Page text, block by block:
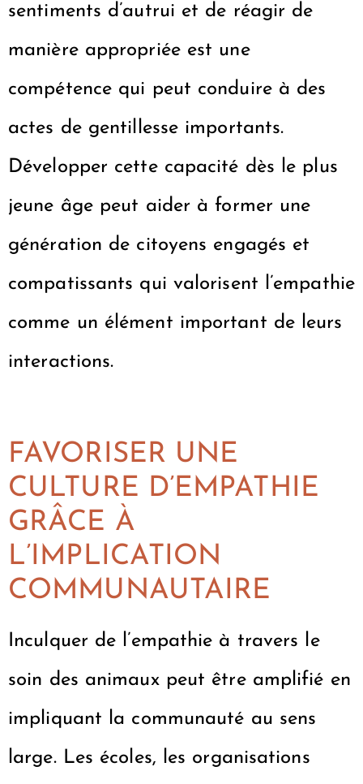
sentiments d’autrui et de réagir de
manière appropriée est une
compétence qui peut conduire à des
actes de gentillesse importants.
Développer cette capacité dès le plus
jeune âge peut aider à former une
génération de citoyens engagés et
compatissants qui valorisent l’empathie
comme un élément important de leurs
interactions.
FAVORISER UNE
CULTURE D’EMPATHIE
GRÂCE À
L’IMPLICATION
COMMUNAUTAIRE
Inculquer de l’empathie à travers le
soin des animaux peut être amplifié en
impliquant la communauté au sens
large. Les écoles, les organisations